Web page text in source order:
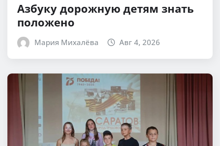
Азбуку дорожную детям знать
положено
Мария Михалёва Авг 4, 2026